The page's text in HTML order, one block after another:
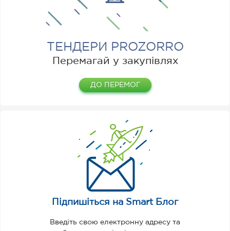
Підпишіться на Smart Блог
Введіть свою електронну адресу та
ТЕНДЕРИ PROZORRO
Перемагай у закупівлях
ДО ПЕРЕМОГ